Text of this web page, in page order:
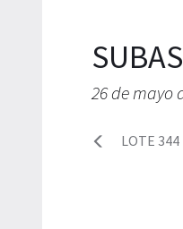
26 de mayo
LOTE 344